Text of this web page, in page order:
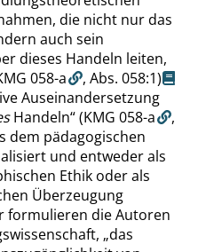
die nicht nur das
auch sein
dieses Handeln leiten,
058-a , Abs. 058:1)
Auseinandersetzung
Handeln“(KMG 058-a
,
dem pädagogischen
und entweder als
Ethik oder als
Überzeugung
formulieren die Autoren
„das